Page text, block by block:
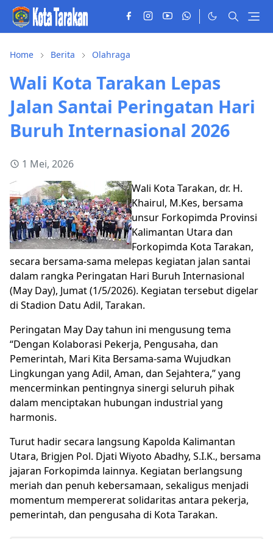
Home Berita Olahraga
Wali Kota Tarakan Lepas
Jalan Santai Peringatan Hari
Buruh Internasional 2026
1 Mei, 2026
Wali Kota Tarakan, dr. H.
Khairul, M.Kes, bersama
unsur Forkopimda Provinsi
Kalimantan Utara dan
Forkopimda Kota Tarakan,
secara bersama-sama melepas kegiatan jalan santai
dalam rangka Peringatan Hari Buruh Internasional
(May Day), Jumat (1/5/2026). Kegiatan tersebut digelar
di Stadion Datu Adil, Tarakan.
Peringatan May Day tahun ini mengusung tema
“Dengan Kolaborasi Pekerja, Pengusaha, dan
Pemerintah, Mari Kita Bersama-sama Wujudkan
Lingkungan yang Adil, Aman, dan Sejahtera,” yang
mencerminkan pentingnya sinergi seluruh pihak
dalam menciptakan hubungan industrial yang
harmonis.
Turut hadir secara langsung Kapolda Kalimantan
Utara, Brigjen Pol. Djati Wiyoto Abadhy, S.I.K., bersama
jajaran Forkopimda lainnya. Kegiatan berlangsung
meriah dan penuh kebersamaan, sekaligus menjadi
momentum mempererat solidaritas antara pekerja,
pemerintah, dan pengusaha di Kota Tarakan.